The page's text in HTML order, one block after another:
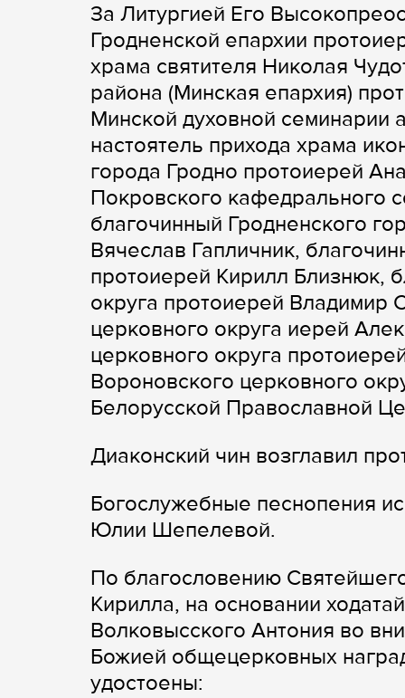
За Литургией Его
Гродненской епархии
храма святителя Николая
района (Минская епархия)
Минской духовной семинарии
настоятель прихода храма
города Гродно протоиерей
Покровского кафедрального
благочинный Гродненского
Вячеслав Гапличник,
протоиерей Кирилл Близнюк,
округа протоиерей Владимир
церковного округа иерей
церковного округа
Вороновского церковного
Белорусской Православной
Диаконский чин возглавил
Богослужебные песнопения
Юлии Шепелевой.
По благословению
Кирилла, на основании
Волковысского Антония во
Божией общецерковных
удостоены: